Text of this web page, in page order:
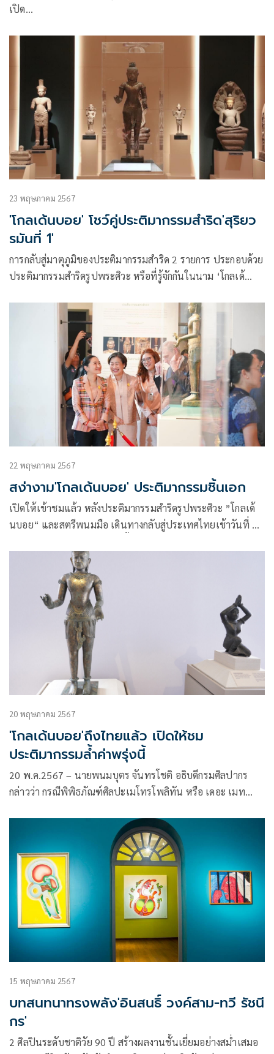
เปิด…
23 พฤษภาคม 2567
'โกลเด้นบอย' โชว์คู่ประติมากรรมสำริด'สุริยว
รมันที่ 1'
การกลับสู่มาตุภูมิของประติมากรรมสำริด 2 รายการ ประกอบด้วย
ประติมากรรมสำริดรูปพระศิวะ หรือที่รู้จักกันในนาม ‘โกลเด้
พิพิธภัณฑ์ศิลปะเมโทรโพลิทัน สหรัฐอเมริกา โดยประติมากรรม
ชั้นเยี่ยมทั้งสองรายการประชาชนสามารถเข้าชมได้ที่ห้องลพบุรี
22 พฤษภาคม 2567
สง่างาม'โกลเด้นบอย' ประติมากรรมชิ้นเอก
เปิดให้เข้าชมแล้ว หลังประติมากรรมสำริดรูปพระศิวะ ”โกลเด้
นบอย“ และสตรีพนมมือ เดินทางกลับสู่ประเทศไทยเช้าวันที่ 20
ช่วงบ่ายวันที่ 21 พ.ค. ณ พระที่นั่งอิศราวินิจฉัย พิพิธภัณฑสถาน
แห่งชาติ พระนคร โดยนางสาวสุดาวรรณ หวังศุภกิจโกศล
รัฐมนตรีว่าการกระทรวงวัฒนธรรม เป็นประธาน พร้อมด้วยนาง
ยุพา ทวีวัฒนะกิจบวร ปลัด วธ. นายพนมบุตร จันทรโชติ อธิบดี
20 พฤษภาคม 2567
'โกลเด้นบอย'ถึงไทยแล้ว เปิดให้ชม
ประติมากรรมล้ำค่าพรุ่งนี้
20 พ.ค.2567 – นายพนมบุตร จันทรโชติ อธิบดีกรมศิลปากร
กล่าวว่า กรณีพิพิธภัณฑ์ศิลปะเมโทรโพลิทัน หรือ เดอะ เมท
สหรัฐอเมริกา ซึ่งได้ประกาศอย่างเป็นทางการเมื่อวันที่ 15
ธันวาคม 2566 ที่ผ่านมา ว่า จะส่งโบราณวัตถุ 2 ชิ้น
15 พฤษภาคม 2567
บทสนทนาทรงพลัง'อินสนธิ์ วงค์สาม-ทวี รัชนี
กร'
2 ศิลปินระดับชาติวัย 90 ปี สร้างผลงานชั้นเยี่ยมอย่างสม่ำเสมอ